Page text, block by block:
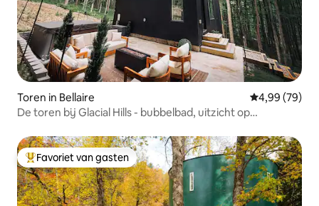
Toren in Bellaire Gemiddelde
4,99 (79)
De toren bij Glacial Hills - bubbelbad, uitzicht op
Topfavoriet van gasten
Favoriet van gasten